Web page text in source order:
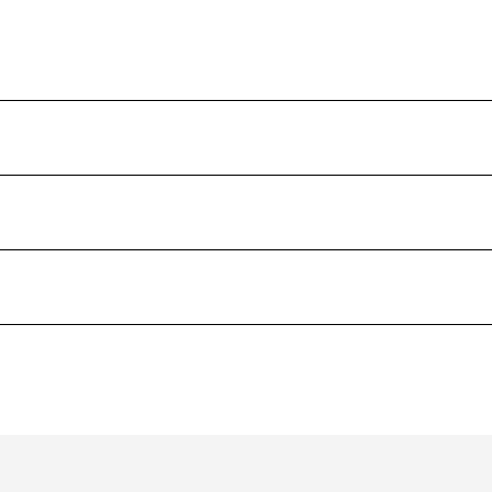
exempel vara att jämföra olika investeringar så att
av en betalningsström som sker i framtiden.
när förvaltare ska värdera en aktie.